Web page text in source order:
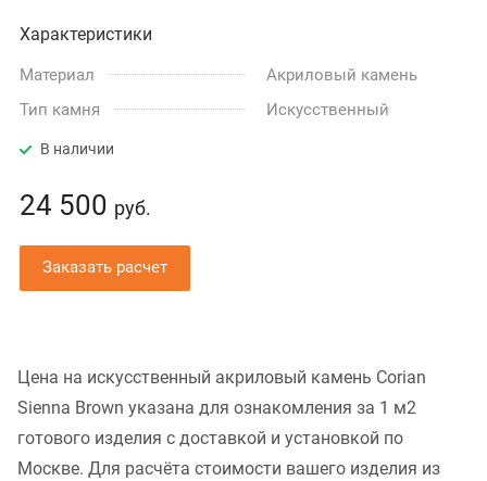
Характеристики
Материал
Акриловый камень
Тип камня
Искусственный
В наличии
24 500 руб.
Заказать расчет
Цена на искусственный акриловый камень Corian
Sienna Brown указана для ознакомления за 1 м2
готового изделия с доставкой и установкой по
Москве. Для расчёта стоимости вашего изделия из